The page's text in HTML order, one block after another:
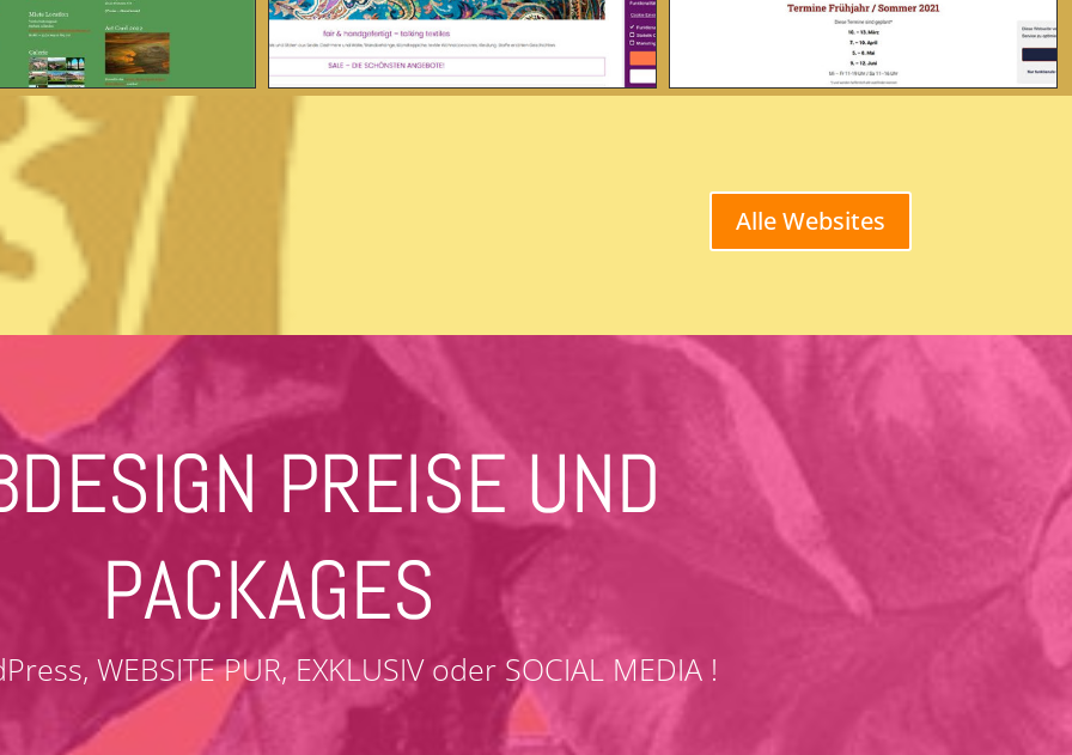
Alle Websites
PREISE UND
PACKAGES
WEBSITE PUR, EXKLUSIV oder SOCIAL MEDIA !